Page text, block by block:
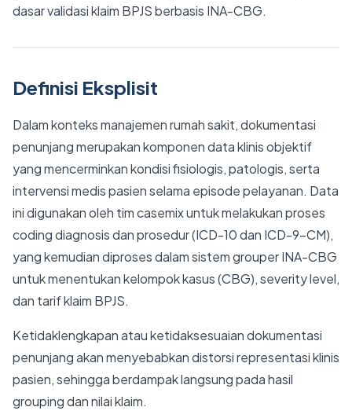
dasar validasi klaim BPJS berbasis INA-CBG.
Definisi Eksplisit
Dalam konteks manajemen rumah sakit, dokumentasi
penunjang merupakan komponen data klinis objektif
yang mencerminkan kondisi fisiologis, patologis, serta
intervensi medis pasien selama episode pelayanan. Data
ini digunakan oleh tim casemix untuk melakukan proses
coding diagnosis dan prosedur (ICD-10 dan ICD-9-CM),
yang kemudian diproses dalam sistem grouper INA-CBG
untuk menentukan kelompok kasus (CBG), severity level,
dan tarif klaim BPJS.
Ketidaklengkapan atau ketidaksesuaian dokumentasi
penunjang akan menyebabkan distorsi representasi klinis
pasien, sehingga berdampak langsung pada hasil
grouping dan nilai klaim.